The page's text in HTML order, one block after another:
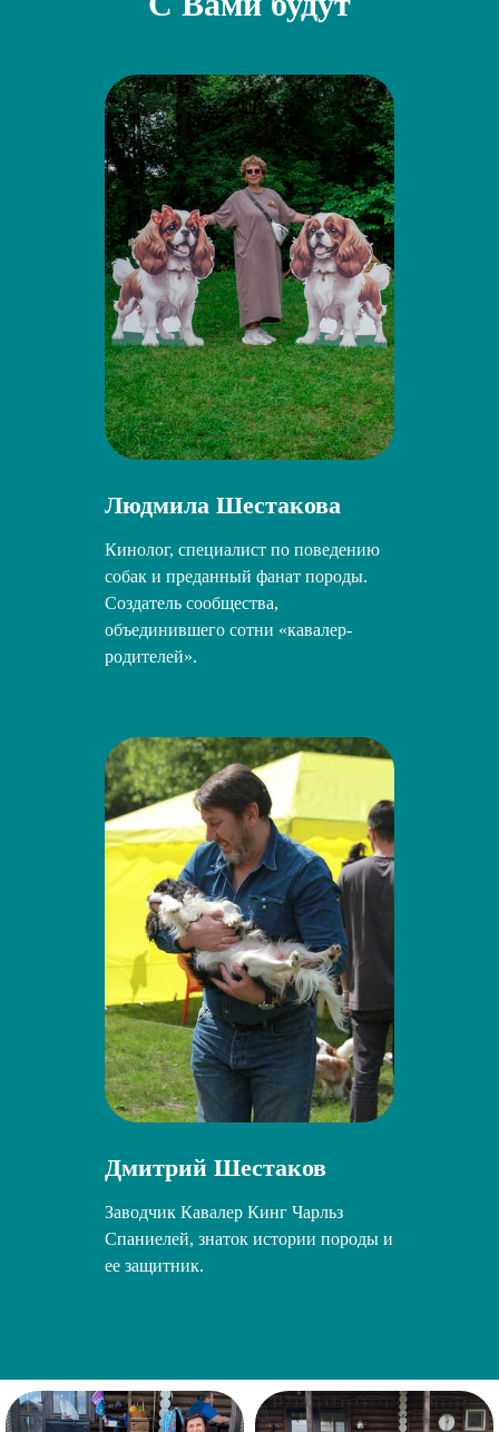
Людмила Шестакова
Кинолог, специалист по поведению
собак и преданный фанат породы.
Создатель сообщества,
объединившего сотни «кавалер-
родителей».
Дмитрий Шестаков
Заводчик Кавалер Кинг Чарльз
Спаниелей, знаток истории породы и
ее защитник.